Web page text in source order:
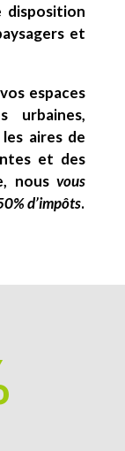
et
espaces
urbaines,
aires de
et des
nousvous
d’impôts.